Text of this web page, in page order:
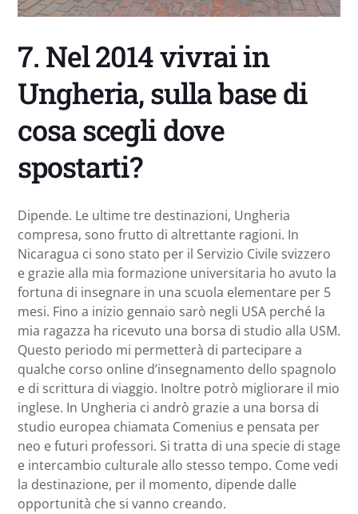
7. Nel 2014 vivrai in
Ungheria, sulla base di
cosa scegli dove
spostarti?
Dipende. Le ultime tre destinazioni, Ungheria
compresa, sono frutto di altrettante ragioni. In
Nicaragua ci sono stato per il Servizio Civile svizzero
e grazie alla mia formazione universitaria ho avuto la
fortuna di insegnare in una scuola elementare per 5
mesi. Fino a inizio gennaio sarò negli USA perché la
mia ragazza ha ricevuto una borsa di studio alla USM.
Questo periodo mi permetterà di partecipare a
qualche corso online d’insegnamento dello spagnolo
e di scrittura di viaggio. Inoltre potrò migliorare il mio
inglese. In Ungheria ci andrò grazie a una borsa di
studio europea chiamata Comenius e pensata per
neo e futuri professori. Si tratta di una specie di stage
e intercambio culturale allo stesso tempo. Come vedi
la destinazione, per il momento, dipende dalle
opportunità che si vanno creando.